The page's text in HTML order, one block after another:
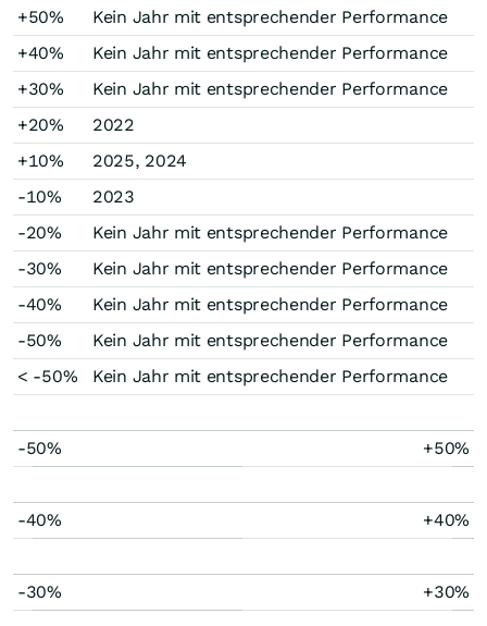
+50%
Kein Jahr mit entsprechender Performance
+40%
Kein Jahr mit entsprechender Performance
+30%
Kein Jahr mit entsprechender Performance
+20%
2022
+10%
2025, 2024
-10%
2023
-20%
Kein Jahr mit entsprechender Performance
-30%
Kein Jahr mit entsprechender Performance
-40%
Kein Jahr mit entsprechender Performance
-50%
Kein Jahr mit entsprechender Performance
< -50%
Kein Jahr mit entsprechender Performance
-50% +50%
-40% +40%
-30% +30%